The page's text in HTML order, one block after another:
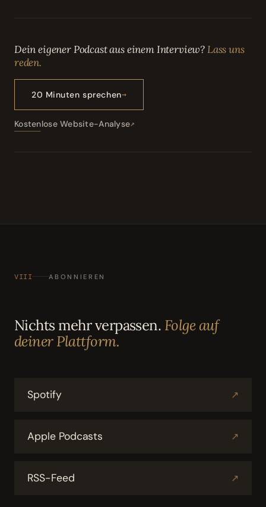
Dein eigener Podcast aus einem Interview?Lass uns
reden.
20 Minuten sprechen
Kostenlose Website-Analyse
VIII ABONNIEREN
Nichts mehr verpassen. Folge auf
deiner Plattform.
Spotify ↗
Apple Podcasts ↗
RSS-Feed ↗